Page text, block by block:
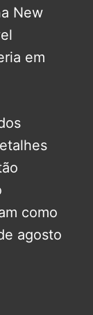
New
em
como
agosto